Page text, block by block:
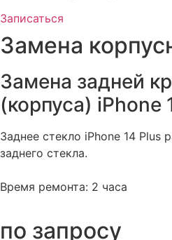
Записаться
Замена
Замена задней
(корпуса) iPhone
Заднее стекло iPhone 14 Plus
заднего стекла.
Время ремонта: 2 часа
по запросу​